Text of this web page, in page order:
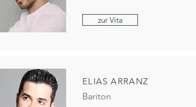
zur Vita
ELIAS ARRANZ
Bariton